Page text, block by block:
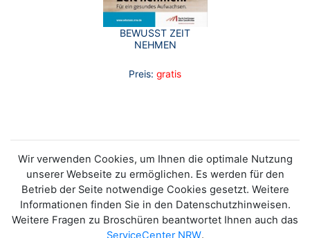
BEWUSST ZEIT
NEHMEN
Preis: gratis
Wir verwenden Cookies, um Ihnen die optimale Nutzung
unserer Webseite zu ermöglichen. Es werden für den
Betrieb der Seite notwendige Cookies gesetzt. Weitere
Informationen finden Sie in den Datenschutzhinweisen.
Weitere Fragen zu Broschüren beantwortet Ihnen auch das
ServiceCenter NRW.